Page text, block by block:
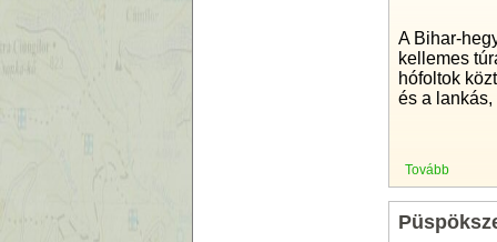
A Bihar-
kellemes
hófoltok
és a
Tovább